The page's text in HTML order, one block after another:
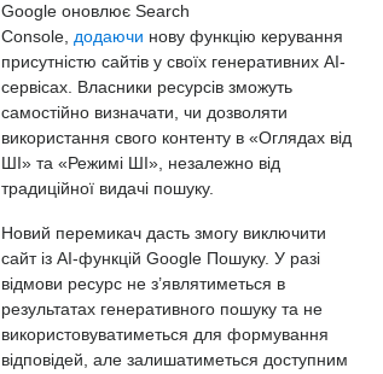
Google оновлює Search
Console, додаючи нову функцію керування
присутністю сайтів у своїх генеративних AI-
сервісах. Власники ресурсів зможуть
самостійно визначати, чи дозволяти
використання свого контенту в «Оглядах від
ШІ» та «Режимі ШІ», незалежно від
традиційної видачі пошуку.
Новий перемикач дасть змогу виключити
сайт із AI-функцій Google Пошуку. У разі
відмови ресурс не з’являтиметься в
результатах генеративного пошуку та не
використовуватиметься для формування
відповідей, але залишатиметься доступним